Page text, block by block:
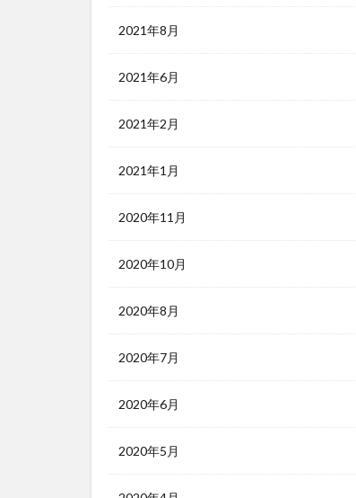
2021年8月
2021年6月
2021年2月
2021年1月
2020年11月
2020年10月
2020年8月
2020年7月
2020年6月
2020年5月